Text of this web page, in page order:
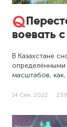
воевать
В Казахстане
определёнными
масштабов,
14 Сен, 2022